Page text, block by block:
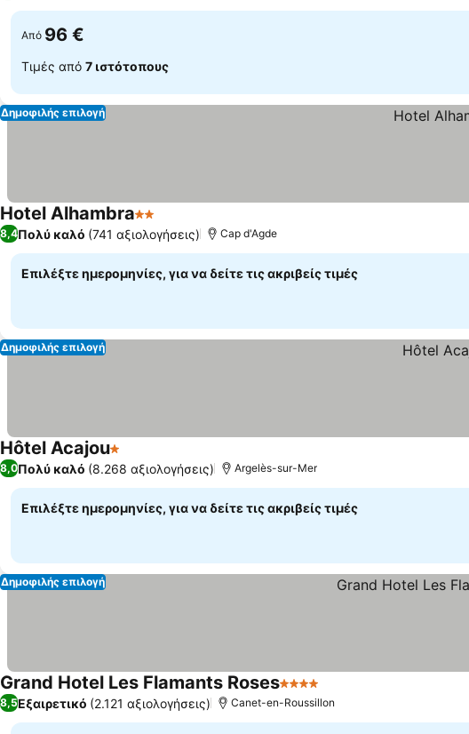
Από 96 €
Τιμές από 7 ιστότοπους
Δημοφιλής επιλογή
Hotel Alhambra2 Αστέρια
8,4Πολύ καλό (741 αξιολογήσεις) Cap d'Agde
Επιλέξτε ημερομηνίες, για να δείτε τις ακριβείς τιμές
Δημοφιλής επιλογή
Hôtel Acajou1 Αστέρια
8,0Πολύ καλό (8.268 αξιολογήσεις) Argelès-sur-Mer
Επιλέξτε ημερομηνίες, για να δείτε τις ακριβείς τιμές
Δημοφιλής επιλογή
Grand Hotel Les Flamants Roses4 Αστέρια
8,5Εξαιρετικό (2.121 αξιολογήσεις) Canet-en-Roussillon